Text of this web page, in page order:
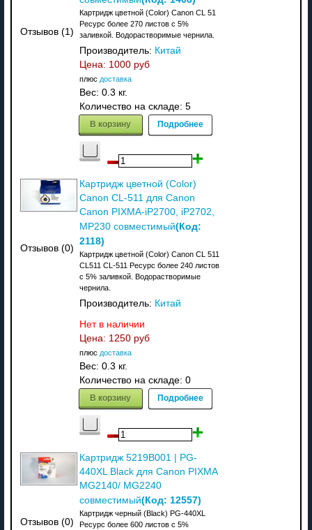
Отзывов (1)
Картридж цветной (Color) Canon CL 51
Ресурс более 270 листов с 5%
заливкой. Водорастворимые чернила.
Производитель: Китай
Цена: 1000 руб
плюс доставка
Вес: 0.3 кг.
Количество на складе: 5
В корзину Подробнее
Отзывов (0)
Картридж цветной (Color)
Canon CL-511 для Canon
Canon PIXMA-iP2700, iP2702,
MP230 совместимый(Код:
2118)
Картридж цветной (Color) Canon CL 511
CL511 CL-511 Ресурс более 240 листов
с 5% заливкой. Водорастворимые
чернила.
Производитель: Китай
Нет в наличии
Цена: 1250 руб
плюс доставка
Вес: 0.3 кг.
Количество на складе: 0
В корзину Подробнее
Отзывов (0)
Картридж 5219B001 | PG-
440XL Black для Canon PIXMA
MG2140/ MG2240
совместимый(Код: 12557)
Картридж черный (Black) PG-440XL
Ресурс более 600 листов с 5%